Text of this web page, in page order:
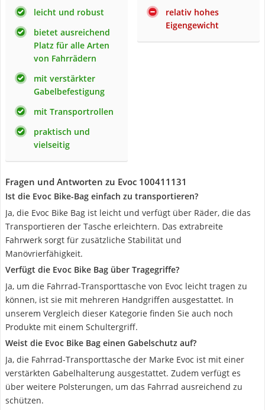
leicht und robust
bietet ausreichend
Platz für alle Arten
von Fahrrädern
mit verstärkter
Gabelbefestigung
mit Transportrollen
praktisch und
vielseitig
relativ hohes
Eigengewicht
Fragen und Antworten zu Evoc 100411131
Ist die Evoc Bike-Bag einfach zu transportieren?
Ja, die Evoc Bike Bag ist leicht und verfügt über Räder, die das
Transportieren der Tasche erleichtern. Das extrabreite
Fahrwerk sorgt für zusätzliche Stabilität und
Manövrierfähigkeit.
Verfügt die Evoc Bike Bag über Tragegriffe?
Ja, um die Fahrrad-Transporttasche von Evoc leicht tragen zu
können, ist sie mit mehreren Handgriffen ausgestattet. In
unserem Vergleich dieser Kategorie finden Sie auch noch
Produkte mit einem Schultergriff.
Weist die Evoc Bike Bag einen Gabelschutz auf?
Ja, die Fahrrad-Transporttasche der Marke Evoc ist mit einer
verstärkten Gabelhalterung ausgestattet. Zudem verfügt es
über weitere Polsterungen, um das Fahrrad ausreichend zu
schützen.